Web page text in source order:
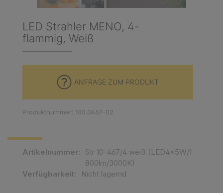
LED Strahler MENO, 4-
flammig, Weiß
Artikelnummer:
Str 10-467/4 weiß (LED4x5W/1
800lm/3000K)
Verfügbarkeit:
Nicht lagernd
ANFRAGE ZUM PRODUKT
Produktnummer: 100.0467-02